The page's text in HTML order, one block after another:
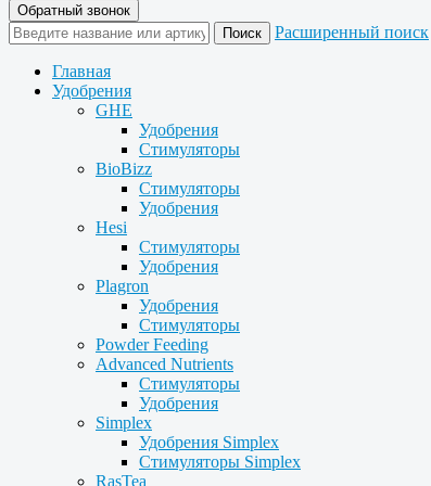
Обратный звонок
Расширенный поиск
Главная
Удобрения
GHE
Удобрения
Стимуляторы
BioBizz
Стимуляторы
Удобрения
Hesi
Стимуляторы
Удобрения
Plagron
Удобрения
Стимуляторы
Powder Feeding
Advanced Nutrients
Стимуляторы
Удобрения
Simplex
Удобрения Simplex
Стимуляторы Simplex
RasTea